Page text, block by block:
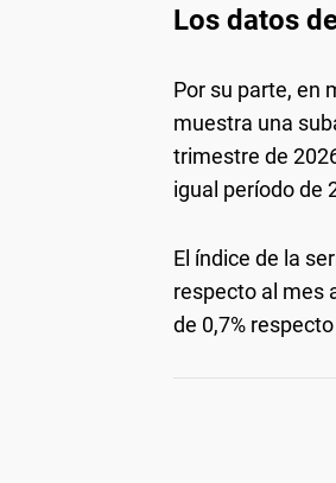
Los datos
Por su parte, en
muestra una
trimestre de
igual período de
El índice de la
respecto al mes
de 0,7%